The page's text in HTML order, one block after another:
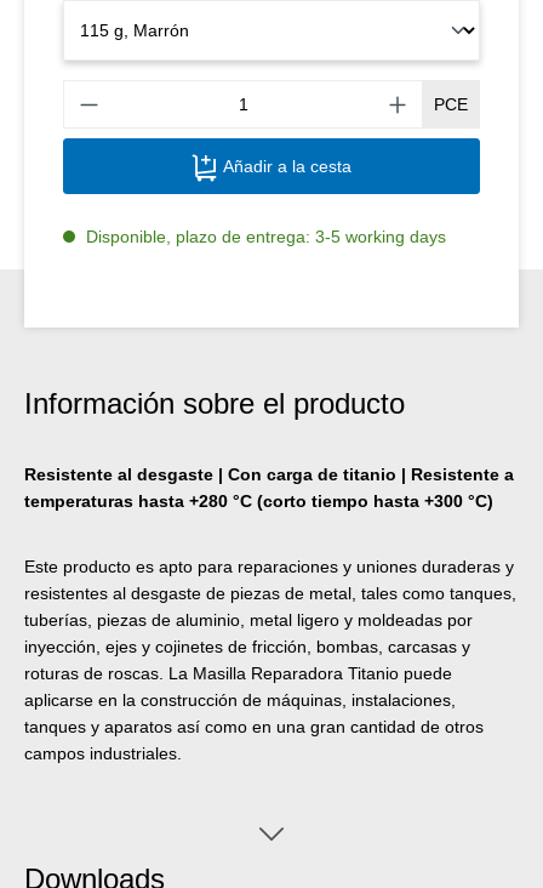
PCE
Añadir a la cesta
Disponible, plazo de entrega: 3-5 working days
Información sobre el producto
Resistente al desgaste | Con carga de titanio | Resistente a
temperaturas hasta +280 °C (corto tiempo hasta +300 °C)
Este producto es apto para reparaciones y uniones duraderas y
resistentes al desgaste de piezas de metal, tales como tanques,
tuberías, piezas de aluminio, metal ligero y moldeadas por
inyección, ejes y cojinetes de fricción, bombas, carcasas y
roturas de roscas. La Masilla Reparadora Titanio puede
aplicarse en la construcción de máquinas, instalaciones,
tanques y aparatos así como en una gran cantidad de otros
campos industriales.
Downloads